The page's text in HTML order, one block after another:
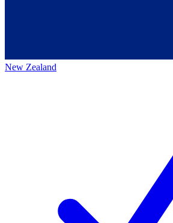
New Zealand